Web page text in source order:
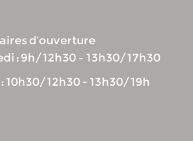
d’ouverture
: 9h/12h30 – 13h30/17h30
10h30/12h30 - 13h30/19h